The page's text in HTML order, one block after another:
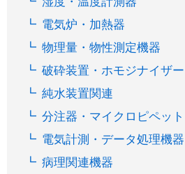
電気炉・加熱器
物理量・物性測定機器
破砕装置・ホモジナイザー
純水装置関連
分注器・マイクロピペット
電気計測・データ処理機
病理関連機器